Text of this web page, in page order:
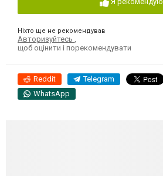
Ніхто ще не рекомендував
Авторизуйтесь
щоб оцінити і порекомендувати
Reddit Telegram
WhatsApp